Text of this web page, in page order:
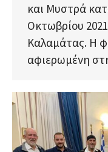
και Μυστρά
Οκτωβρίου
Καλαμάτας. Η
αφιερωμένη